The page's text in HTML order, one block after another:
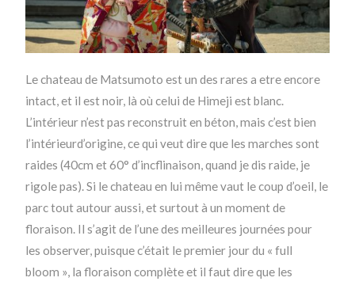
Le chateau de Matsumoto est un des rares a etre encore
intact, et il est noir, là où celui de Himeji est blanc.
L’intérieur n’est pas reconstruit en béton, mais c’est bien
l’intérieurd’origine, ce qui veut dire que les marches sont
raides (40cm et 60° d’incflinaison, quand je dis raide, je
rigole pas). Si le chateau en lui même vaut le coup d’oeil, le
parc tout autour aussi, et surtout à un moment de
floraison. Il s’agit de l’une des meilleures journées pour
les observer, puisque c’était le premier jour du « full
bloom », la floraison complète et il faut dire que les